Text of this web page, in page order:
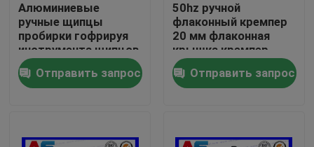
Дом
О нас
Алюминиевые
ручные щипцы
пробирки гофрируя
инструмента щипцов
пробирки
стеклянные для
срывают крышку
Отправить запрос
50hz ручной
флаконный кремпер
20 мм флаконная
крышка кремпер
Стабильная
производительность
AC220V флаконная
Отправить запрос